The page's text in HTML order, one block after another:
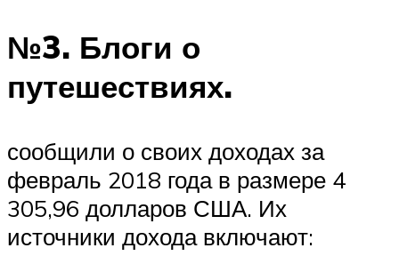
№3. Блоги о
путешествиях.
сообщили о своих доходах за
февраль 2018 года в размере 4
305,96 долларов США. Их
источники дохода включают: